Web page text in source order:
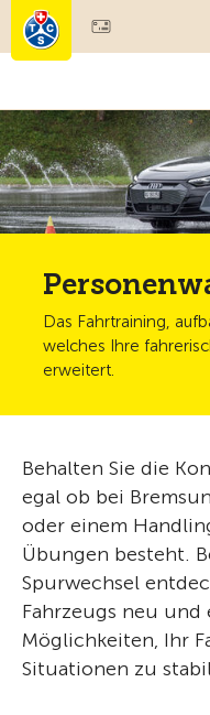
Mitgliedschaft &
Test, Sicherheit &
Das Fahrtraining,
welches Ihre
erweitert.
Behalten Sie die
egal ob bei
oder einem
Übungen besteht.
Spurwechsel
Fahrzeugs neu
Möglichkeiten, Ihr
Situationen zu